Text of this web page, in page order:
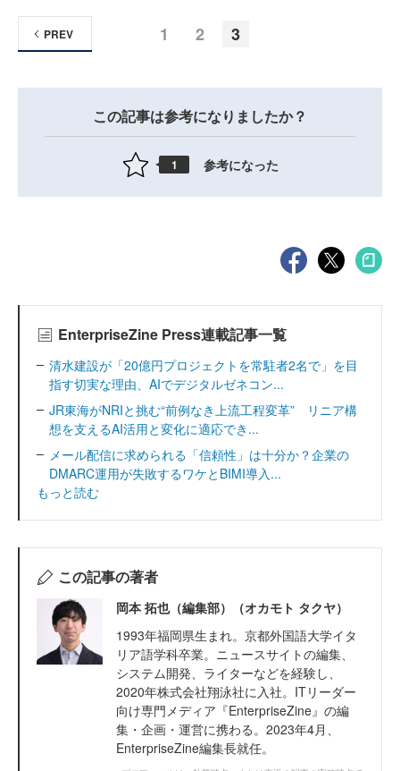
1 2 3
PREV
この記事は参考になりましたか？
1 参考になった
EnterpriseZine Press連載記事一覧
清水建設が「20億円プロジェクトを常駐者2名で」を目
指す切実な理由、AIでデジタルゼネコン...
JR東海がNRIと挑む“前例なき上流工程変革” リニア構
想を支えるAI活用と変化に適応でき...
メール配信に求められる「信頼性」は十分か？企業の
DMARC運用が失敗するワケとBIMI導入...
もっと読む
この記事の著者
岡本 拓也（編集部）（オカモト タクヤ）
1993年福岡県生まれ。京都外国語大学イタ
リア語学科卒業。ニュースサイトの編集、
システム開発、ライターなどを経験し、
2020年株式会社翔泳社に入社。ITリーダー
向け専門メディア『EnterpriseZine』の編
集・企画・運営に携わる。2023年4月、
EnterpriseZine編集長就任。